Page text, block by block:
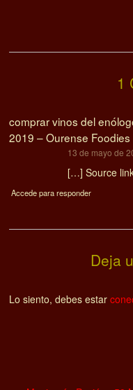
1
comprar vinos del
2019 – Ourense Foodies
13 de mayo de
[…] Source
Accede para responder
Deja
Lo siento, debes estar